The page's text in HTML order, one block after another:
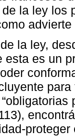
la ley los
advierte
la ley,
esta es un